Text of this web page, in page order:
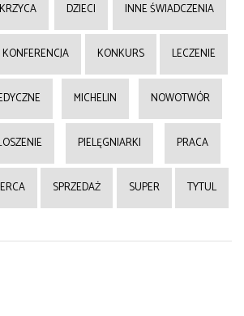
DZIECI INNE ŚWIADCZENIA
KONFERENCJA KONKURS LECZENIE
MICHELIN NOWOTWÓR
PIELĘGNIARKI PRACA
SPRZEDAŻ SUPER TYTUL